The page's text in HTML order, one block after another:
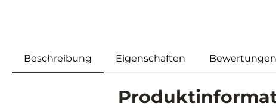
Beschreibung Eigenschaften Bewertungen